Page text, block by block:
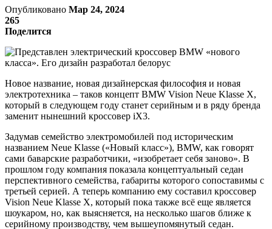
Опубликовано Мар 24, 2024
265
Поделится
Новое название, новая дизайнерская философия и новая
электротехника – таков концепт BMW Vision Neue Klasse X,
который в следующем году станет серийным и в ряду бренда
заменит нынешний кроссовер iX3.
Задумав семейство электромобилей под историческим
названием Neue Klasse («Новый класс»), BMW, как говорят
сами баварские разработчики, «изобретает себя заново». В
прошлом году компания показала концептуальный седан
перспективного семейства, габариты которого сопоставимы с
третьей серией. А теперь компанию ему составил кроссовер
Vision Neue Klasse X, который пока также всё еще является
шоукаром, но, как выясняется, на несколько шагов ближе к
серийному производству, чем вышеупомянутый седан.